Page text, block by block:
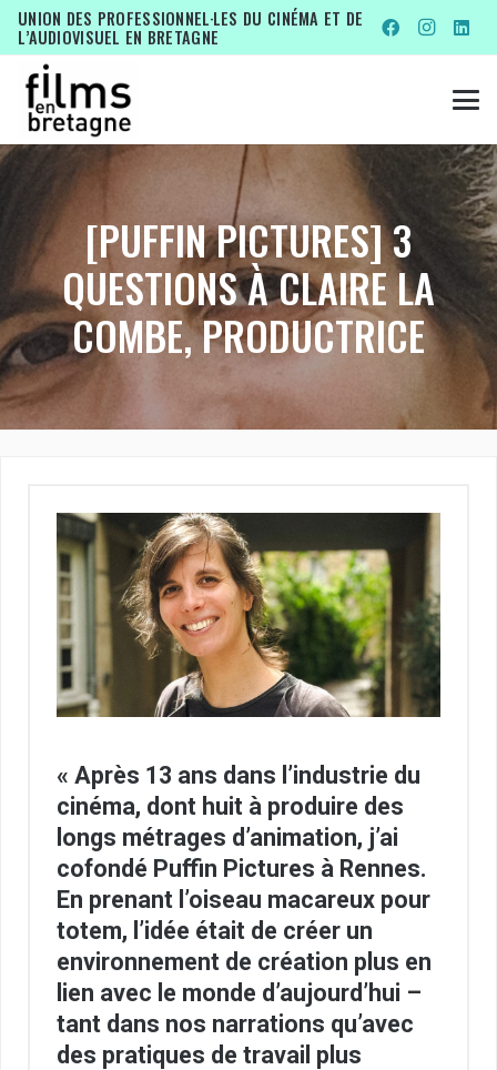
UNION DES PROFESSIONNEL·LES DU CINÉMA ET DE
L’AUDIOVISUEL EN BRETAGNE
[PUFFIN PICTURES] 3
QUESTIONS À CLAIRE LA
COMBE, PRODUCTRICE
« Après 13 ans dans l’industrie du
cinéma, dont huit à produire des
longs métrages d’animation, j’ai
cofondé Puffin Pictures à Rennes.
En prenant l’oiseau macareux pour
totem, l’idée était de créer un
environnement de création plus en
lien avec le monde d’aujourd’hui –
tant dans nos narrations qu’avec
des pratiques de travail plus